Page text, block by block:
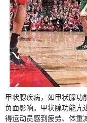
甲状腺疾病，如甲状腺功
负面影响。甲状腺功能亢
得运动员感到疲劳、体重